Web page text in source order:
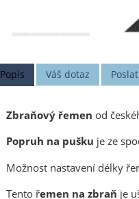
Popis Váš dotaz
Zbraňový řemen od
Popruh na pušku je ze
Možnost nastavení délky
Tento řemen na zbraň je